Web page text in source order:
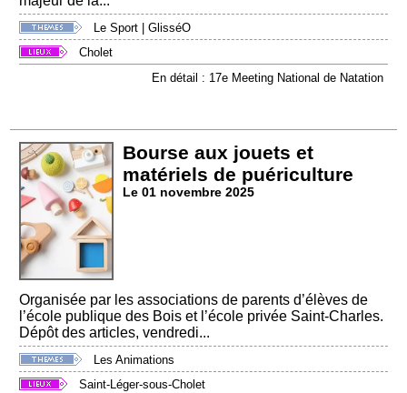
Le Sport |GlisséO
Cholet
En détail : 17e Meeting National de Natation
Bourse aux jouets et
matériels de puériculture
Le 01 novembre 2025
Organisée par les associations de parents d’élèves de
l’école publique des Bois et l’école privée Saint-Charles.
Dépôt des articles, vendredi...
Les Animations
Saint-Léger-sous-Cholet